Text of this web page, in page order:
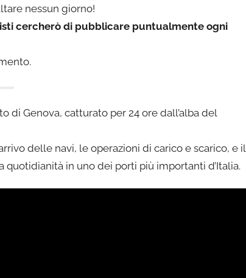
nessun giorno!
cercherò di pubblicare puntualmente ogni
Genova, catturato per 24 ore dall’alba del
delle navi, le operazioni di carico e scarico, e il
in uno dei porti più importanti d’Italia.